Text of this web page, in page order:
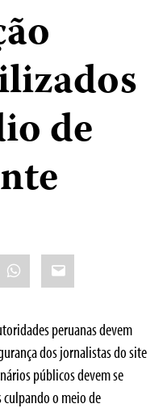
de
WhatsApp
Email
peruanas devem
dos jornalistas do site
públicos devem se
culpando o meio de